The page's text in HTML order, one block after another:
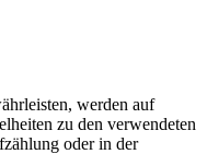
werden auf
zu den verwendeten
oder in der